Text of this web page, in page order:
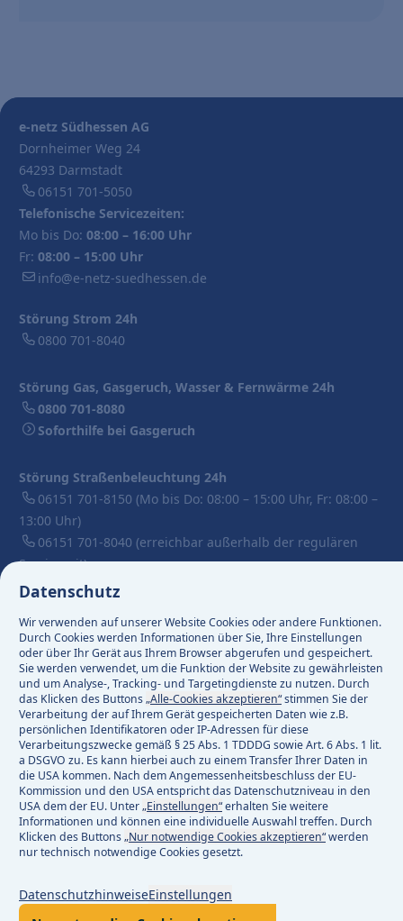
Datenschutz
Wir verwenden auf unserer Website Cookies oder andere Funktionen.
Durch Cookies werden Informationen über Sie, Ihre Einstellungen
oder über Ihr Gerät aus Ihrem Browser abgerufen und gespeichert.
Sie werden verwendet, um die Funktion der Website zu gewährleisten
und um Analyse-, Tracking- und Targetingdienste zu nutzen. Durch
das Klicken des Buttons„Alle-Cookies akzeptieren“stimmen Sie der
Verarbeitung der auf Ihrem Gerät gespeicherten Daten wie z.B.
persönlichen Identifikatoren oder IP-Adressen für diese
Verarbeitungszwecke gemäß § 25 Abs. 1 TDDDG sowie Art. 6 Abs. 1 lit.
a DSGVO zu. Es kann hierbei auch zu einem Transfer Ihrer Daten in
die USA kommen. Nach dem Angemessenheitsbeschluss der EU-
Kommission und den USA entspricht das Datenschutzniveau in den
USA dem der EU. Unter„Einstellungen“erhalten Sie weitere
Informationen und können eine individuelle Auswahl treffen. Durch
Klicken des Buttons„Nur notwendige Cookies akzeptieren“werden
nur technisch notwendige Cookies gesetzt.
DatenschutzhinweiseEinstellungen
e-netz Südhessen AG
Dornheimer Weg 24
64293 Darmstadt
06151 701-5050
Telefonische Servicezeiten:
Mo bis Do: 08:00 – 16:00 Uhr
Fr: 08:00 – 15:00 Uhr
info@e-netz-suedhessen.de
Störung Strom 24h
0800 701-8040
Störung Gas, Gasgeruch, Wasser & Fernwärme 24h
0800 701-8080
Soforthilfe bei Gasgeruch
Störung Straßenbeleuchtung 24h
06151 701-8150 (Mo bis Do: 08:00 – 15:00 Uhr, Fr: 08:00 –
13:00 Uhr)
06151 701-8040 (erreichbar außerhalb der regulären
Servicezeit)
Aktuell 78 Baustellen
Facebook
Instagram
Linkedin
Impressum
Datenschutz
Rechtliches
Barrierefreiheit
Zentraleinkauf